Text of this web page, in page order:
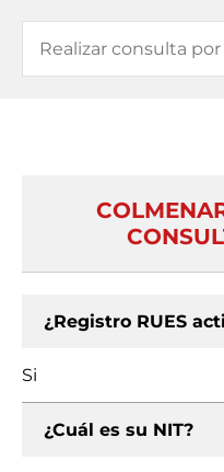
¿Registro RUES
Si
¿Cuál es su NIT?